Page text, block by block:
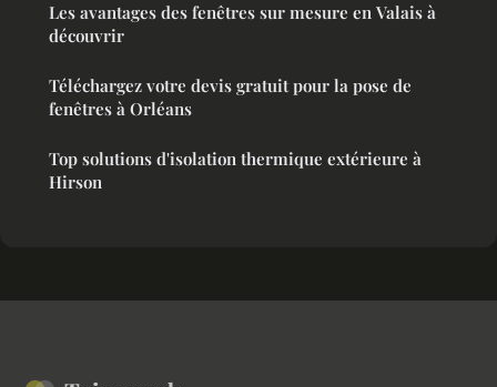
Les avantages des fenêtres sur mesure en Valais à
découvrir
Téléchargez votre devis gratuit pour la pose de
fenêtres à Orléans
Top solutions d'isolation thermique extérieure à
Hirson